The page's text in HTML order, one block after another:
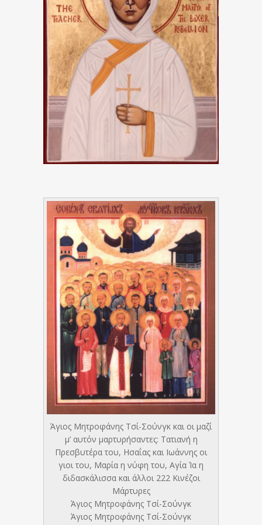
Άγιος Μητροφάνης Τσί-Σούνγκ και οι μαζί
μ’ αυτόν μαρτυρήσαντες: Τατιανή η
Πρεσβυτέρα του, Ησαΐας και Ιωάννης οι
γιοι του, Μαρία η νύφη του, Αγία Ία η
διδασκάλισσα και άλλοι 222 Κινέζοι
Μάρτυρες
Άγιος Μητροφάνης Τσί-Σούνγκ
Άγιος Μητροφάνης Τσί-Σούνγκ